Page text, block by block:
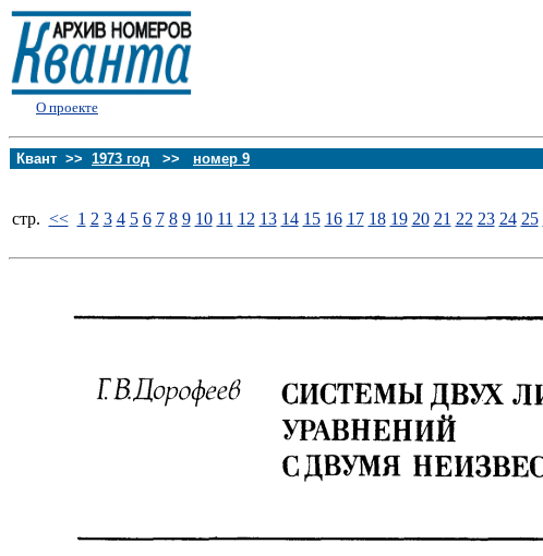
О проекте
Квант >> 1973 год >> номер 9
стp. << 1 2 3 4 5 6 7 8 9 10 11 12 13 14 15 16 17 18 19 20 21 22 23 24 25